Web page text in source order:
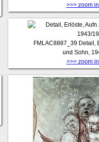
>>> zoom
FMLAC8887_39 Detail,
und Sohn,
>>> zoom